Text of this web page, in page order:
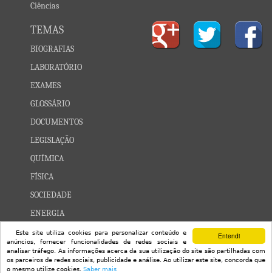
Entendi
Este site utiliza cookies para personalizar conteúdo e
anúncios, fornecer funcionalidades de redes sociais e
analisar tráfego. As informações acerca da sua utilização do site são partilhadas com
os parceiros de redes sociais, publicidade e análise. Ao utilizar este site, concorda que
o mesmo utilize cookies. Saber mais
Ciências
TEMAS
BIOGRAFIAS
LABORATÓRIO
EXAMES
GLOSSÁRIO
DOCUMENTOS
LEGISLAÇÃO
QUÍMICA
FÍSICA
SOCIEDADE
ENERGIA
CONSTELAÇÕES
UNIVERSO
©2008-23 Explicatorium